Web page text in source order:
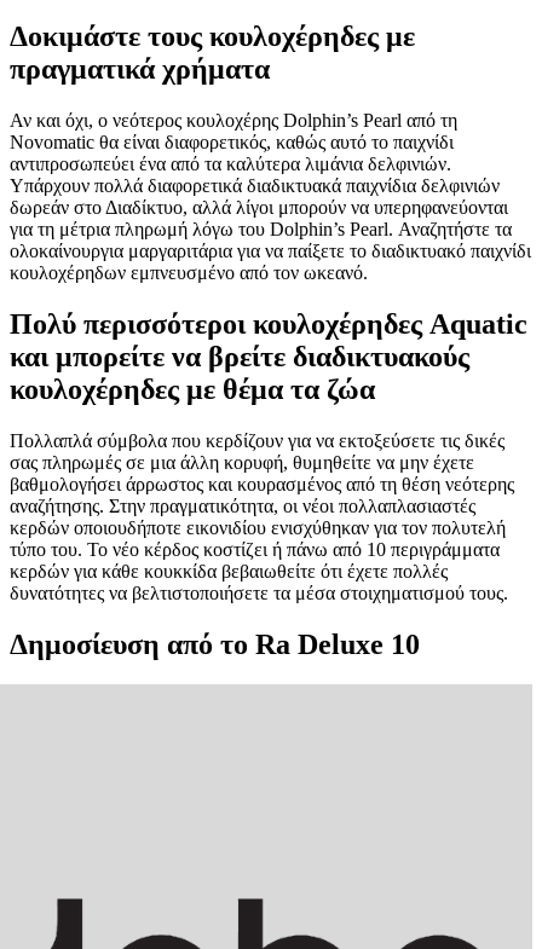
Δοκιμάστε τους κουλοχέρηδες με
πραγματικά χρήματα
Αν και όχι, ο νεότερος κουλοχέρης Dolphin’s Pearl από τη
Novomatic θα είναι διαφορετικός, καθώς αυτό το παιχνίδι
αντιπροσωπεύει ένα από τα καλύτερα λιμάνια δελφινιών.
Υπάρχουν πολλά διαφορετικά διαδικτυακά παιχνίδια δελφινιών
δωρεάν στο Διαδίκτυο, αλλά λίγοι μπορούν να υπερηφανεύονται
για τη μέτρια πληρωμή λόγω του Dolphin’s Pearl. Αναζητήστε τα
ολοκαίνουργια μαργαριτάρια για να παίξετε το διαδικτυακό παιχνίδι
κουλοχέρηδων εμπνευσμένο από τον ωκεανό.
Πολύ περισσότεροι κουλοχέρηδες Aquatic
και μπορείτε να βρείτε διαδικτυακούς
κουλοχέρηδες με θέμα τα ζώα
Πολλαπλά σύμβολα που κερδίζουν για να εκτοξεύσετε τις δικές
σας πληρωμές σε μια άλλη κορυφή, θυμηθείτε να μην έχετε
βαθμολογήσει άρρωστος και κουρασμένος από τη θέση νεότερης
αναζήτησης. Στην πραγματικότητα, οι νέοι πολλαπλασιαστές
κερδών οποιουδήποτε εικονιδίου ενισχύθηκαν για τον πολυτελή
τύπο του. Το νέο κέρδος κοστίζει ή πάνω από 10 περιγράμματα
κερδών για κάθε κουκκίδα βεβαιωθείτε ότι έχετε πολλές
δυνατότητες να βελτιστοποιήσετε τα μέσα στοιχηματισμού τους.
Δημοσίευση από το Ra Deluxe 10